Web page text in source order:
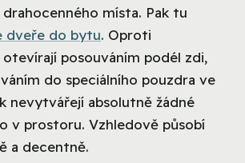
drahocenného místa. Pak tu
dveře do bytu. Oproti
posouváním podél zdi,
do speciálního pouzdra ve
nevytvářejí absolutně žádné
v prostoru. Vzhledově působí
a decentně.